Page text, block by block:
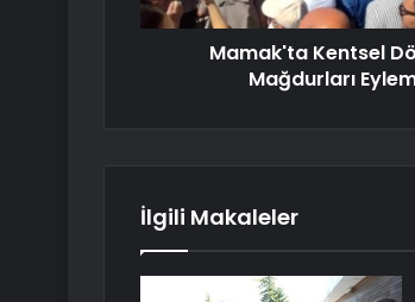
Mamak'ta Kentsel
Mağdurları
İlgili Makaleler